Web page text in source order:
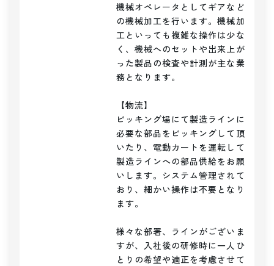
機械オペレータとしてギアなど
の機械加工を行います。機械加
工といっても複雑な操作は少な
く、機械へのセットや出来上が
った製品の検査や計測が主な業
務となります。
【物流】
ピッキング場にて製造ラインに
必要な部品をピッキングして頂
いたり、電動カートを運転して
製造ラインへの部品供給をお願
いします。システム管理されて
おり、細かい操作は不要となり
ます。
様々な部署、ラインがございま
すが、入社後の研修時に一人ひ
とりの希望や適正を考慮させて